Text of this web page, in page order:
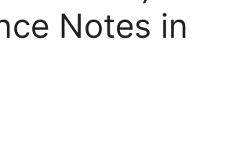
Notes in